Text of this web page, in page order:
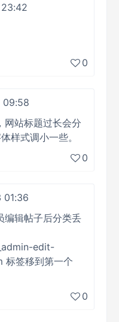
23:42
0
09:58
网站标题过长会分
样式调小一些。
0
01:36
编辑帖子后分类丢
edit-
签移到第一个
0